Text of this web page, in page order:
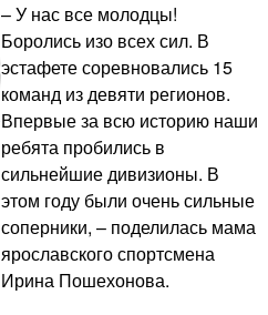
– У нас все молодцы!
Боролись изо всех сил. В
эстафете соревновались 15
команд из девяти регионов.
Впервые за всю историю наши
ребята пробились в
сильнейшие дивизионы. В
этом году были очень сильные
соперники, – поделилась мама
ярославского спортсмена
Ирина Пошехонова.